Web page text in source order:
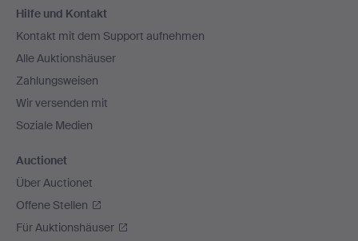
Navigation
Hilfe und Kontakt
Kontakt mit dem Support aufnehmen
Alle Auktionshäuser
Zahlungsweisen
Wir versenden mit
Soziale Medien
Auctionet
Über Auctionet
Offene Stellen
Für Auktionshäuser